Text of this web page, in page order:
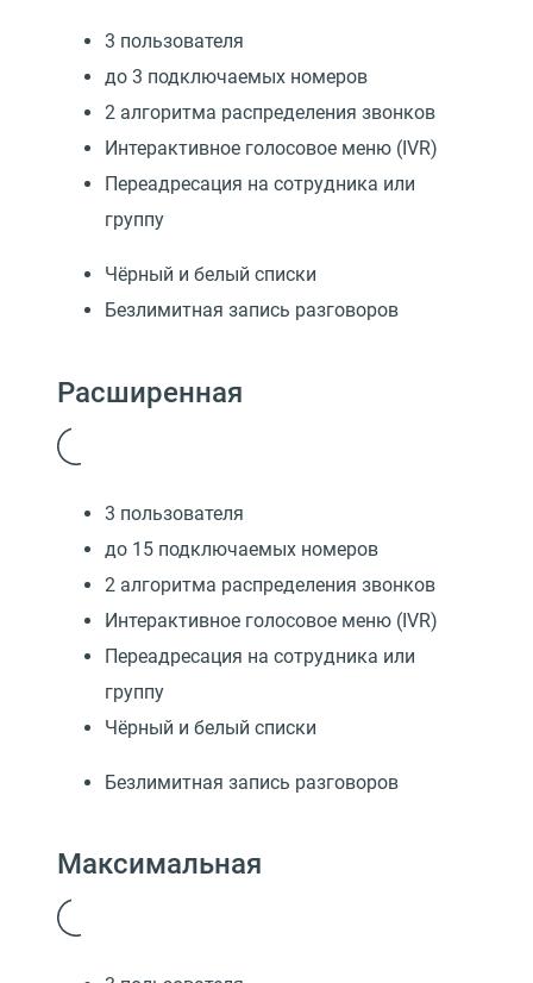
3 пользователя
до 3 подключаемых номеров
2 алгоритма распределения звонков
Интерактивное голосовое меню (IVR)
Переадресация на сотрудника или
группу
Чёрный и белый списки
Безлимитная запись разговоров
Расширенная
3 пользователя
до 15 подключаемых номеров
2 алгоритма распределения звонков
Интерактивное голосовое меню (IVR)
Переадресация на сотрудника или
группу
Чёрный и белый списки
Безлимитная запись разговоров
Максимальная